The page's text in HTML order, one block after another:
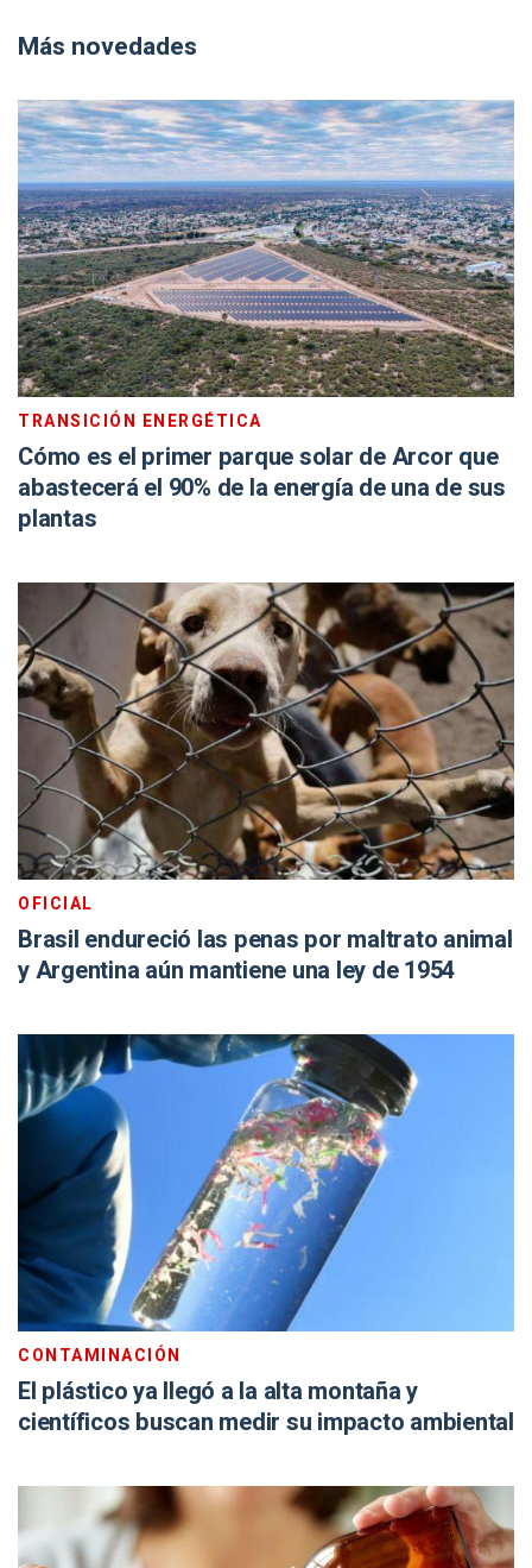
Más novedades
TRANSICIÓN ENERGÉTICA
Cómo es el primer parque solar de Arcor que
abastecerá el 90% de la energía de una de sus
plantas
OFICIAL
Brasil endureció las penas por maltrato animal
y Argentina aún mantiene una ley de 1954
CONTAMINACIÓN
El plástico ya llegó a la alta montaña y
científicos buscan medir su impacto ambiental